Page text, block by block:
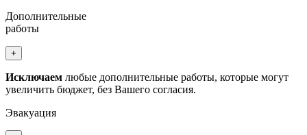
Дополнительные
работы
+
Исключаем любые дополнительные работы, которые могут
увеличить бюджет, без Вашего согласия.
Эвакуация